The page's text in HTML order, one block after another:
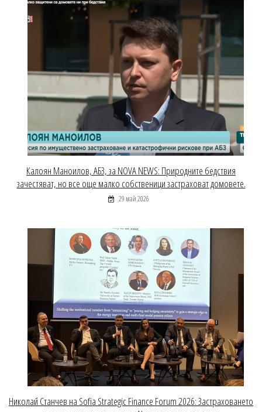
Калоян Маноилов, АБЗ, за NOVA NEWS: Природните бедствия
зачестяват, но все още малко собственици застраховат домовете.
29 май 2026
Николай Станчев на Sofia Strategic Finance Forum 2026: Застраховането